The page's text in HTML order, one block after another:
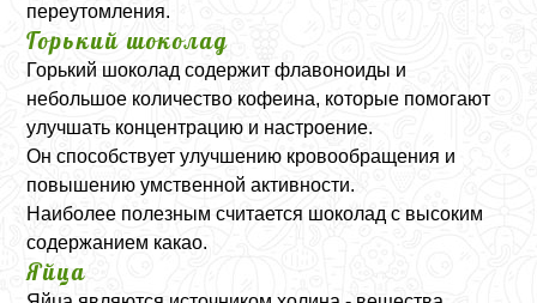
переутомления.
Горький шоколад
Горький шоколад содержит флавоноиды и
небольшое количество кофеина, которые помогают
улучшать концентрацию и настроение.
Он способствует улучшению кровообращения и
повышению умственной активности.
Наиболее полезным считается шоколад с высоким
содержанием какао.
Яйца